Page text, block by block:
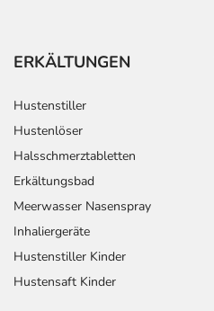
ERKÄLTUNGEN
Hustenstiller
Hustenlöser
Halsschmerztabletten
Erkältungsbad
Meerwasser Nasenspray
Inhaliergeräte
Hustenstiller Kinder
Hustensaft Kinder